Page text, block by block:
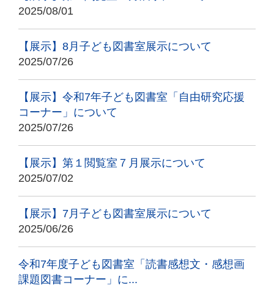
2025/08/01
【展示】8月子ども図書室展示について
2025/07/26
【展示】令和7年子ども図書室「自由研究応援
コーナー」について
2025/07/26
【展示】第１閲覧室７月展示について
2025/07/02
【展示】7月子ども図書室展示について
2025/06/26
令和7年度子ども図書室「読書感想文・感想画
課題図書コーナー」に...